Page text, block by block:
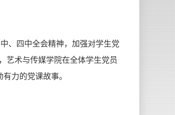
、四中全会精神，加强对学生党
艺术与传媒学院在全体学生党员
力的党课故事。